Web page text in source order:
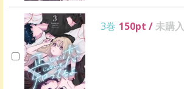
3巻 150pt /未購入